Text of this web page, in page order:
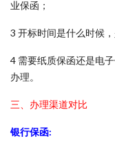
业保函；
3 开标时间是什么时候
4 需要纸质保函还是电
办理。
三、办理渠道对比
银行保函: